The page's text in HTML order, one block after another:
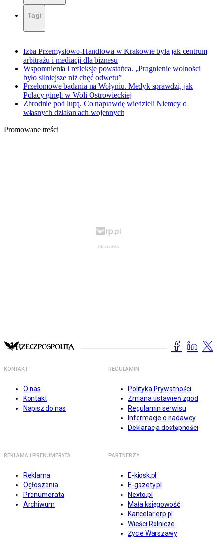
Tagi
Izba Przemysłowo-Handlowa w Krakowie była jak centrum
arbitrażu i mediacji dla biznesu
Wspomnienia i refleksje powstańca. „Pragnienie wolności
było silniejsze niż chęć odwetu”
Przełomowe badania na Wołyniu. Medyk sprawdzi, jak
Polacy ginęli w Woli Ostrowieckiej
Zbrodnie pod lupą. Co naprawdę wiedzieli Niemcy o
własnych działaniach wojennych
Promowane treści
KONTAKT
O nas
Kontakt
Napisz do nas
REGULAMIN
Polityka Prywatności
Zmiana ustawień zgód
Regulamin serwisu
Informacje o nadawcy
Deklaracja dostępności
REKLAMA I PRENUMERATA
Reklama
Ogłoszenia
Prenumerata
Archiwum
PARTNERZY
E-kiosk.pl
E-gazety.pl
Nexto.pl
Mała księgowość
Kancelarierp.pl
Wieści Rolnicze
Życie Warszawy